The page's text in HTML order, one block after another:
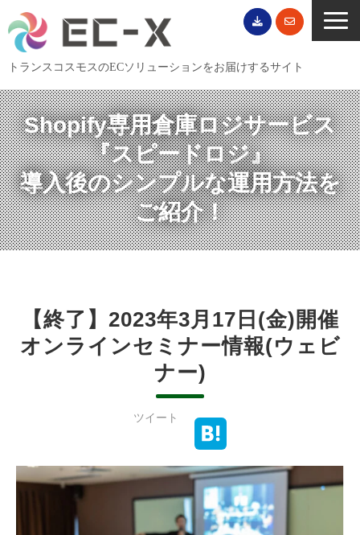
トランスコスモスのECソリューションをお届けするサイト
TOP
サービス一覧
EC導入事例
ECブログ
無料セミナー
EC資料ダウンロード
会社概要
Shopify専用倉庫ロジサービス
『スピードロジ』
導入後のシンプルな運用方法を
ご紹介！
【終了】2023年3月17日(金)開催
オンラインセミナー情報(ウェビ
ナー)
ツイート